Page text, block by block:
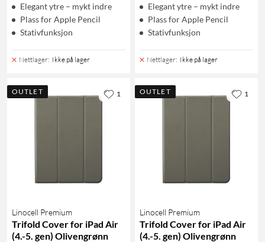
Elegant ytre – mykt indre
Plass for Apple Pencil
Stativfunksjon
Nettlager: Ikke på lager
Elegant ytre – mykt indre
Plass for Apple Pencil
Stativfunksjon
Nettlager: Ikke på lager
OUTLET
Linocell Premium
Trifold Cover for iPad Air
(4.-5. gen) Olivengrønn
1 OUTLET
Linocell Premium
Trifold Cover for iPad Air
(4.-5. gen) Olivengrønn
1